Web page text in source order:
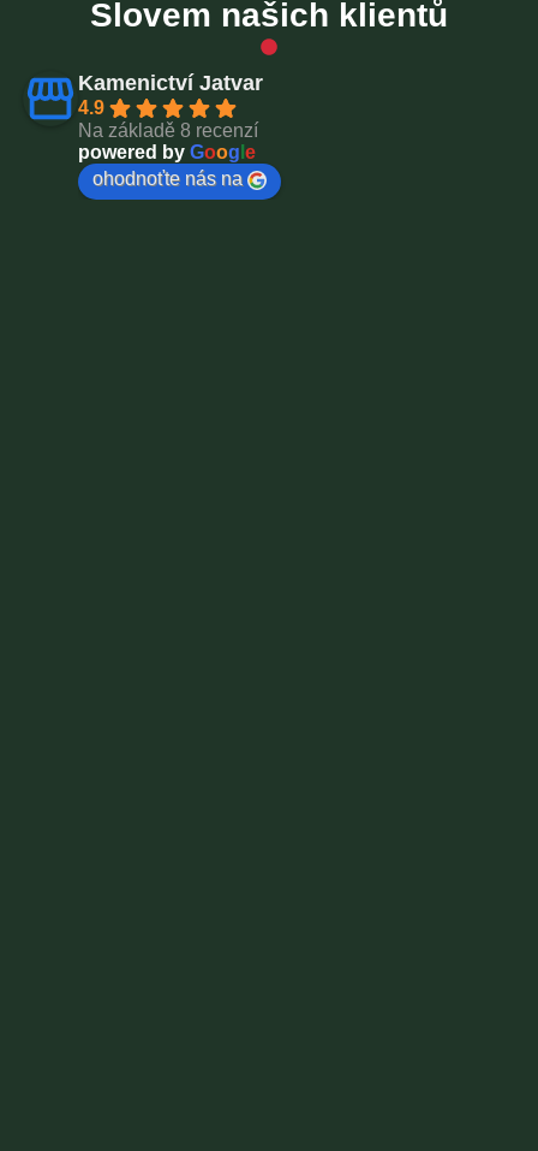
Slovem našich klientů
Kamenictví Jatvar
4.9
Na základě 8 recenzí
powered by Goog e
ohodnoťte nás na